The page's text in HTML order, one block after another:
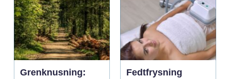
Grenknusning:
Fedtfrysning